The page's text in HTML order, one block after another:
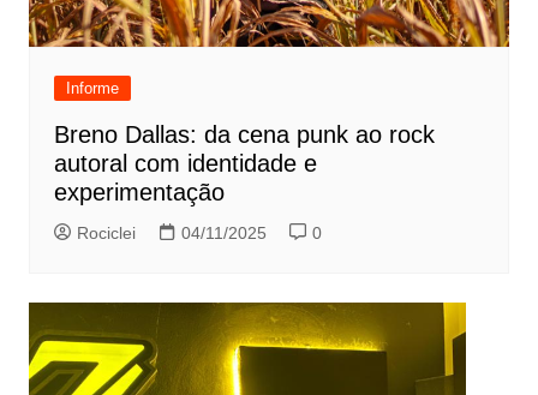
Informe
Breno Dallas: da cena punk ao rock
autoral com identidade e
experimentação
Rociclei 04/11/2025 0